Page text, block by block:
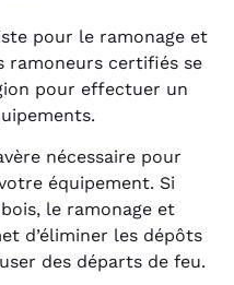
pour le ramonage et
ramoneurs certifiés se
pour effectuer un
nécessaire pour
équipement. Si
le ramonage et
d’éliminer les dépôts
des départs de feu.